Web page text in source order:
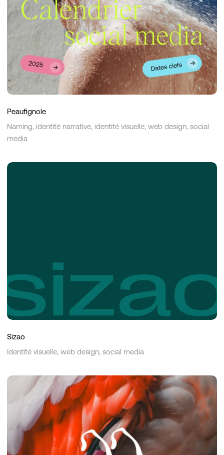
Peaufignole
Naming, identité narrative, identité visuelle, web design, social
media
Sizao
Sizao
Identité visuelle, web design, social media
Studio